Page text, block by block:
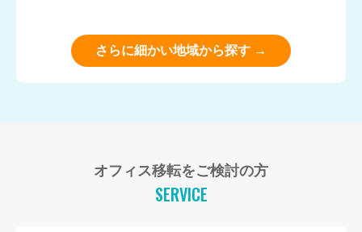
さらに細かい地域から探す →
オフィス移転をご検討の方
SERVICE